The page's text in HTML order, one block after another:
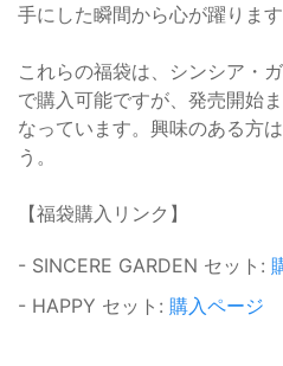
手にした瞬間から心が躍ります
これらの福袋は、シンシア・
で購入可能ですが、発売開始
なっています。興味のある方
う。
【福袋購入リンク】
- SINCERE GARDEN セット:
- HAPPY セット: 購入ページ